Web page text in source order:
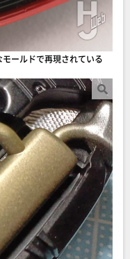
ールドで再現されている